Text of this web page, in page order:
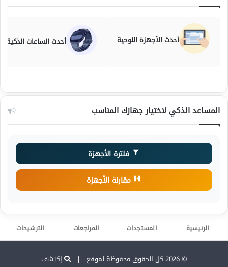
أحدث الأجهزة اللوحية أحدث الساعات الذكية
المساعد الذكي لاختيار جهازك المناسب
فلترة الأجهزة
مقارنة الأجهزة
الرئيسية المستجدات المراجعات الترشيحات
© 2026 كل الحقوق محفوظة لموقع | إكتشف